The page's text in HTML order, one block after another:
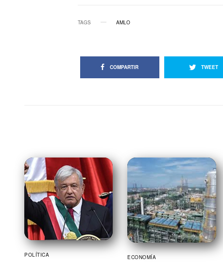
TAGS AMLO
COMPARTIR TWEET
POLÍTICA ECONOMÍA